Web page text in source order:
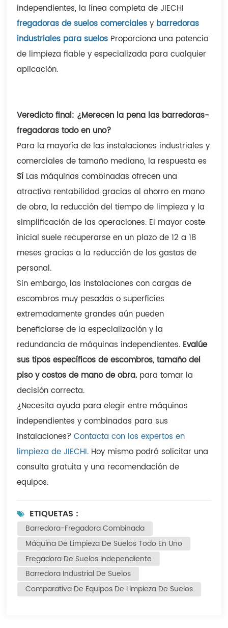
independientes, la línea completa de JIECHI
fregadoras de suelos comerciales y barredoras
industriales para suelos Proporciona una potencia
de limpieza fiable y especializada para cualquier
aplicación.
Veredicto final: ¿Merecen la pena las barredoras-
fregadoras todo en uno?
Para la mayoría de las instalaciones industriales y
comerciales de tamaño mediano, la respuesta es
Sí Las máquinas combinadas ofrecen una
atractiva rentabilidad gracias al ahorro en mano
de obra, la reducción del tiempo de limpieza y la
simplificación de las operaciones. El mayor coste
inicial suele recuperarse en un plazo de 12 a 18
meses gracias a la reducción de los gastos de
personal.
Sin embargo, las instalaciones con cargas de
escombros muy pesadas o superficies
extremadamente grandes aún pueden
beneficiarse de la especialización y la
redundancia de máquinas independientes. Evalúe
sus tipos específicos de escombros, tamaño del
piso y costos de mano de obra.para tomar la
decisión correcta.
¿Necesita ayuda para elegir entre máquinas
independientes y combinadas para sus
instalaciones?Contacta con los expertos en
limpieza de JIECHI. Hoy mismo podrá solicitar una
consulta gratuita y una recomendación de
equipos.
ETIQUETAS :
Barredora-Fregadora Combinada
Máquina De Limpieza De Suelos Todo En Uno
Fregadora De Suelos Independiente
Barredora Industrial De Suelos
Comparativa De Equipos De Limpieza De Suelos